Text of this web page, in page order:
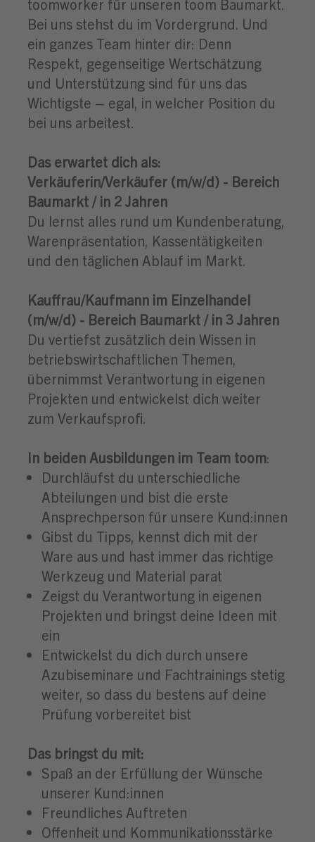
toomworker für unseren toom Baumarkt.
Bei uns stehst du im Vordergrund. Und
ein ganzes Team hinter dir: Denn
Respekt, gegenseitige Wertschätzung
und Unterstützung sind für uns das
Wichtigste – egal, in welcher Position du
bei uns arbeitest.
Das erwartet dich als:
Verkäuferin/Verkäufer (m/w/d) - Bereich
Baumarkt / in 2 Jahren
Du lernst alles rund um Kundenberatung,
Warenpräsentation, Kassentätigkeiten
und den täglichen Ablauf im Markt.
Kauffrau/Kaufmann im Einzelhandel
(m/w/d) - Bereich Baumarkt / in 3 Jahren
Du vertiefst zusätzlich dein Wissen in
betriebswirtschaftlichen Themen,
übernimmst Verantwortung in eigenen
Projekten und entwickelst dich weiter
zum Verkaufsprofi.
In beiden Ausbildungen im Team toom:
Durchläufst du unterschiedliche
Abteilungen und bist die erste
Ansprechperson für unsere Kund:innen
Gibst du Tipps, kennst dich mit der
Ware aus und hast immer das richtige
Werkzeug und Material parat
Zeigst du Verantwortung in eigenen
Projekten und bringst deine Ideen mit
ein
Entwickelst du dich durch unsere
Azubiseminare und Fachtrainings stetig
weiter, so dass du bestens auf deine
Prüfung vorbereitet bist
Das bringst du mit:
Spaß an der Erfüllung der Wünsche
unserer Kund:innen
Freundliches Auftreten
Offenheit und Kommunikationsstärke